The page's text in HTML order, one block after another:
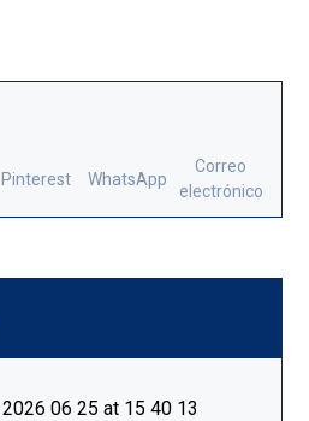
Pinterest WhatsApp
Correo
electrónico